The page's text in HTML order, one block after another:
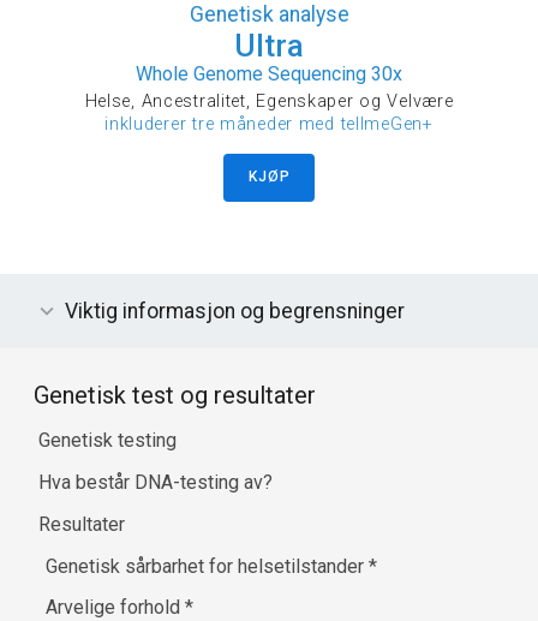
Genetisk analyse
Ultra
Whole Genome Sequencing 30x
Helse, Ancestralitet, Egenskaper og Velvære
inkluderer tre måneder med tellmeGen+
KJØP
Viktig informasjon og begrensninger
Genetisk test og resultater
Genetisk testing
Hva består DNA-testing av?
Resultater
Genetisk sårbarhet for helsetilstander*
Arvelige forhold*